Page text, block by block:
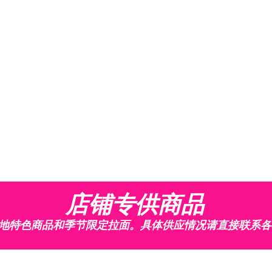
特色商品和季节限定拉面。具体供应情况请直接联系
店铺专供商品